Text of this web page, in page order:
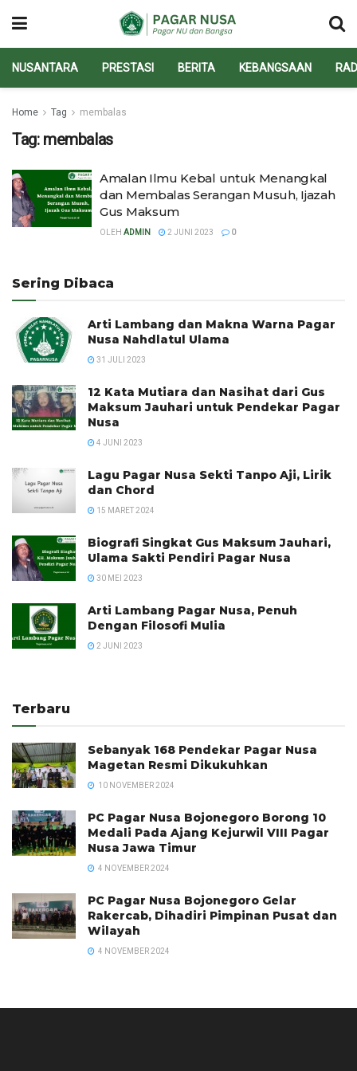
NUSANTARA PRESTASI BERITA KEBANGSAAN
Home Tag membalas
Tag: membalas
Amalan Ilmu Kebal untuk Menangkal
dan Membalas Serangan Musuh, Ijazah
Gus Maksum
OLEH ADMIN 2 JUNI 2023 0
Sering Dibaca
Arti Lambang dan Makna Warna Pagar
Nusa Nahdlatul Ulama
31 JULI 2023
12 Kata Mutiara dan Nasihat dari Gus
Maksum Jauhari untuk Pendekar Pagar
Nusa
4 JUNI 2023
Lagu Pagar Nusa Sekti Tanpo Aji, Lirik
dan Chord
15 MARET 2024
Biografi Singkat Gus Maksum Jauhari,
Ulama Sakti Pendiri Pagar Nusa
30 MEI 2023
Arti Lambang Pagar Nusa, Penuh
Dengan Filosofi Mulia
2 JUNI 2023
Terbaru
Sebanyak 168 Pendekar Pagar Nusa
Magetan Resmi Dikukuhkan
10 NOVEMBER 2024
PC Pagar Nusa Bojonegoro Borong 10
Medali Pada Ajang Kejurwil VIII Pagar
Nusa Jawa Timur
4 NOVEMBER 2024
PC Pagar Nusa Bojonegoro Gelar
Rakercab, Dihadiri Pimpinan Pusat dan
Wilayah
4 NOVEMBER 2024